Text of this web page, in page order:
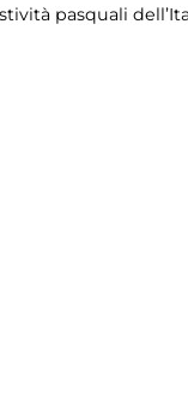
pasquali